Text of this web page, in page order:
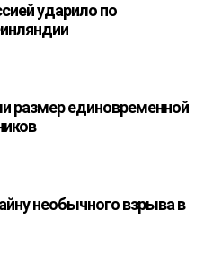
ударило по
размер единовременной
необычного взрыва в